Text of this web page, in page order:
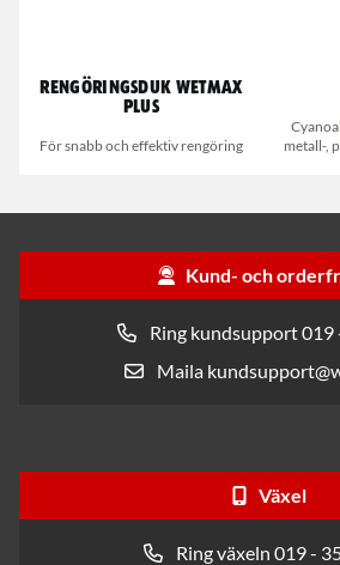
Rengöringsduk Wetmax
Plus
För snabb och effektiv rengöring
metall-,
Kund- och
Ring kundsupport 019
Maila
Växel
Ring växeln 019 -